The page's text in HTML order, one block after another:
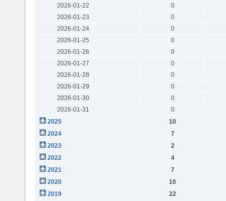
2026-01-22
0
2026-01-23
0
2026-01-24
0
2026-01-25
0
2026-01-26
0
2026-01-27
0
2026-01-28
0
2026-01-29
0
2026-01-30
0
2026-01-31
0
2025
10
2024
7
2023
2
2022
4
2021
7
2020
10
2019
22